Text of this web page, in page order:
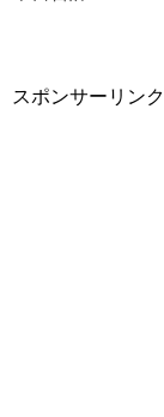
スポンサーリンク